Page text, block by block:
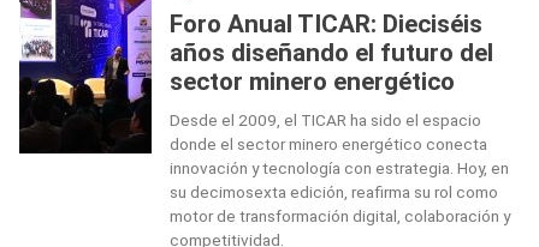
Foro Anual TICAR: Dieciséis
años diseñando el futuro del
sector minero energético
Desde el 2009, el TICAR ha sido el espacio
donde el sector minero energético conecta
innovación y tecnología con estrategia. Hoy, en
su decimosexta edición, reafirma su rol como
motor de transformación digital, colaboración y
competitividad.